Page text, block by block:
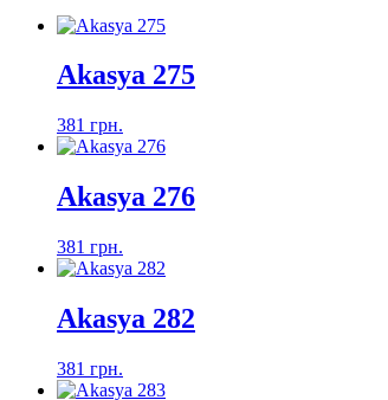
Akasya 275
381 грн.
Akasya 276
381 грн.
Akasya 282
381 грн.